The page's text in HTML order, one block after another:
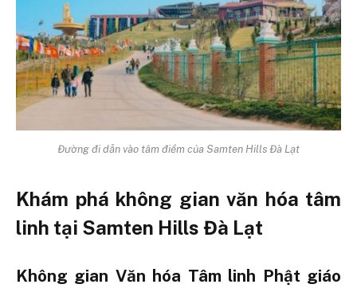
Đường đi dẫn vào tâm điểm của Samten Hills Đà Lạt
Khám phá không gian văn hóa tâm
linh tại Samten Hills Đà Lạt
Không gian Văn hóa Tâm linh Phật giáo